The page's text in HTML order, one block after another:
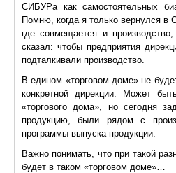
СИБУРа как самостоятельных
Помню, когда я только вернулся в
где совмещается и
сказал: чтобы предприятия
подталкивали производство.
В едином «торговом доме» не
конкретной дирекции. Может
«торгового дома», но сегодня
продукцию, были рядом с
программы выпуска продукции.
Важно понимать, что при такой
будет в таком «торговом доме»…